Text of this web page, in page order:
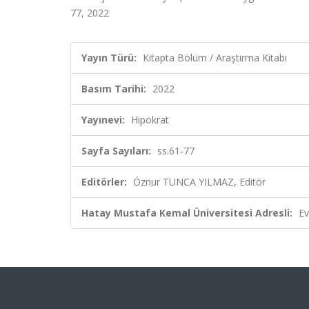
77, 2022
Yayın Türü: Kitapta Bölüm / Araştırma Kitabı
Basım Tarihi: 2022
Yayınevi: Hipokrat
Sayfa Sayıları: ss.61-77
Editörler: Öznur TUNCA YILMAZ, Editör
Hatay Mustafa Kemal Üniversitesi Adresli: